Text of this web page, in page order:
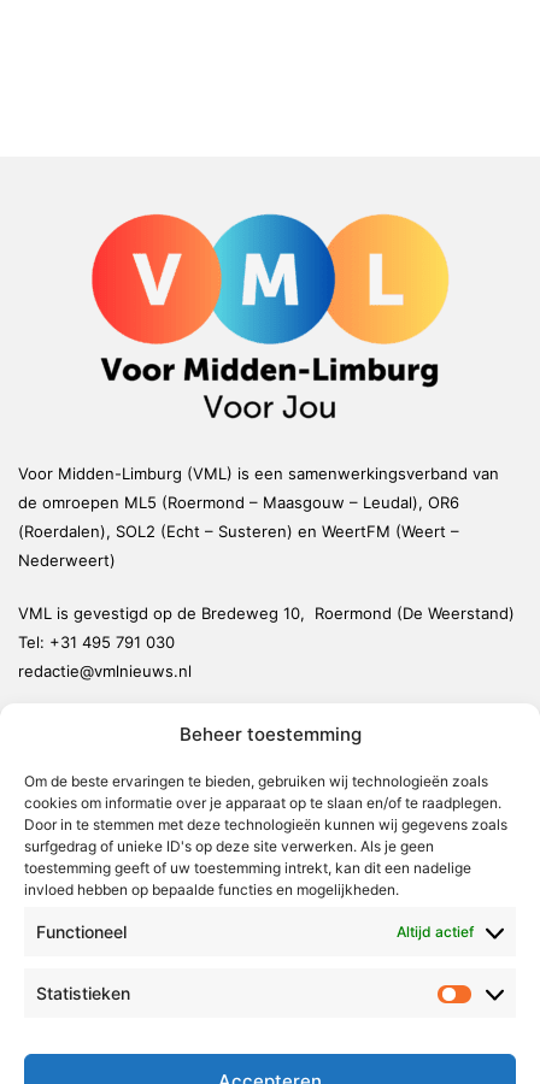
Beheer toestemming
Om de beste ervaringen te bieden, gebruiken wij technologieën zoals
cookies om informatie over je apparaat op te slaan en/of te raadplegen.
Door in te stemmen met deze technologieën kunnen wij gegevens zoals
surfgedrag of unieke ID's op deze site verwerken. Als je geen
toestemming geeft of uw toestemming intrekt, kan dit een nadelige
invloed hebben op bepaalde functies en mogelijkheden.
Functioneel Altijd actief
Statistieken
Voor Midden-Limburg (VML) is een samenwerkingsverband van
de omroepen ML5 (Roermond – Maasgouw – Leudal), OR6
(Roerdalen), SOL2 (Echt – Susteren) en WeertFM (Weert –
Nederweert)
VML is gevestigd op de Bredeweg 10, Roermond (De Weerstand)
Tel: +31 495 791 030
redactie@vmlnieuws.nl
Leudal
Maasgouw
Echt-Susteren
Radio & TV